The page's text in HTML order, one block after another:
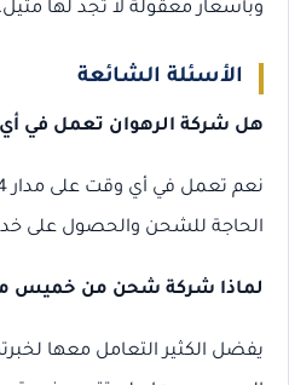
وبأسعار معقولة لا تجد لها مثيل.
الأسئلة الشائعة
هل شركة الرهوان تعمل في
الحاجة للشحن والحصول على
لماذا شركة شحن من خميس
يفضل الكثير التعامل معها